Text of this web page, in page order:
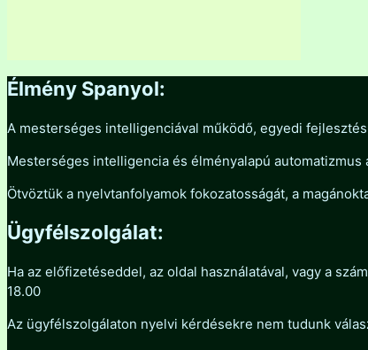
Élmény Spanyol:
A mesterséges intelligenciával működő, egyedi
Mesterséges intelligencia és élményalapú automatizmus
Ötvöztük a nyelvtanfolyamok fokozatosságát, a
Ügyfélszolgálat:
Ha az előfizetéseddel, az oldal használatával, vagy a
18.00
Az ügyfélszolgálaton nyelvi kérdésekre nem tudunk